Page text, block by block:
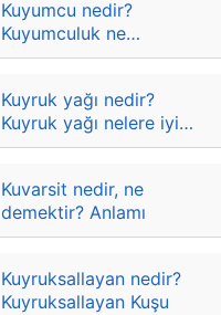
Kuyumcu nedir?
Kuyumculuk ne
demektir? Anlamları
Kuyruk yağı nedir?
Kuyruk yağı nelere iyi
gelir?
Kuvarsit nedir, ne
demektir? Anlamı
Kuyruksallayan nedir?
Kuyruksallayan Kuşu